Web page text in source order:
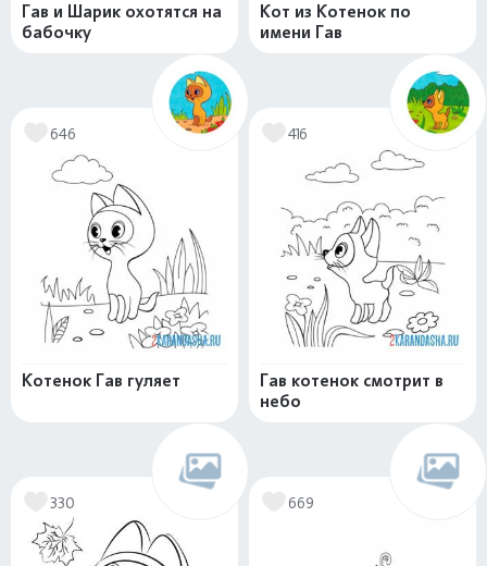
Гав и Шарик охотятся на
бабочку
Кот из Котенок по
имени Гав
646
Котенок Гав гуляет
416
Гав котенок смотрит в
небо
330 669